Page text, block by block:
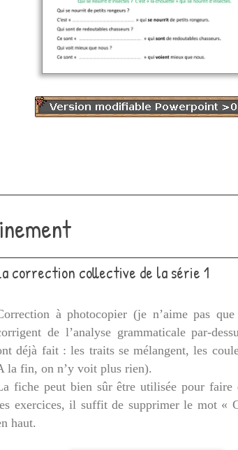
correction collective de la série 1
à photocopier (je n’aime pas
de l’analyse grammaticale par-
déjà fait : les traits se mélangent, les
la fin, on n’y voit plus rien).
fiche peut bien sûr être utilisée pour faire
exercices, il suffit de supprimer le mot «
haut.